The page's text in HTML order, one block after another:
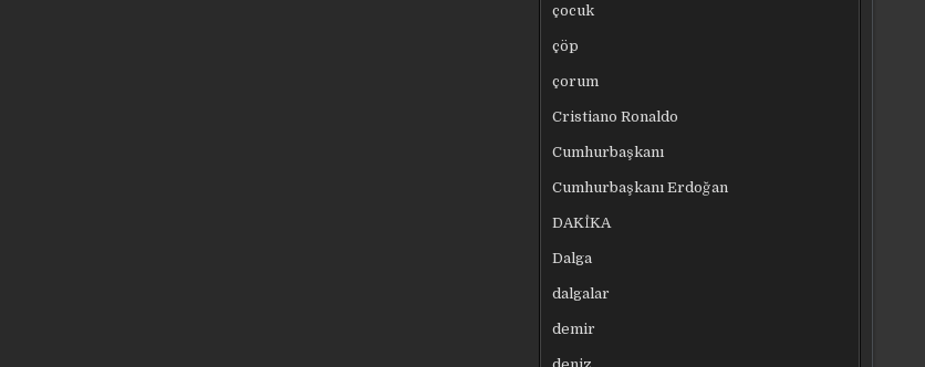
çocuk
çöp
çorum
Cristiano Ronaldo
Cumhurbaşkanı
Cumhurbaşkanı Erdoğan
DAKİKA
Dalga
dalgalar
demir